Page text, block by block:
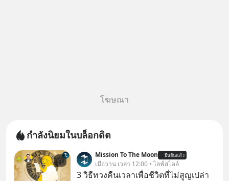
โฆษณา
กำลังนิยมในบล็อกดิต
Mission To The Moon ยืนยันแล้ว
เมื่อวาน เวลา 12:00 • ไลฟ์สไตล์
3 วิธีทวงคืนเวลาเพื่อชีวิตที่ไม่สูญเปล่า